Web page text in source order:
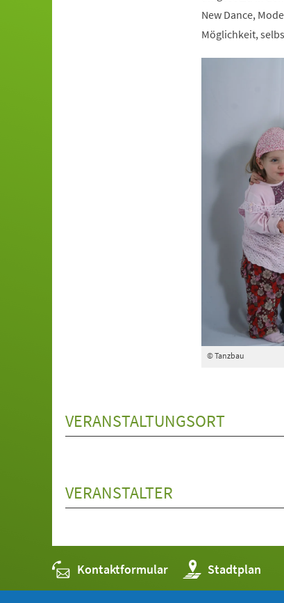
New Dance,
Möglichkeit,
© Tanzbau
VERANSTALTUNGSORT
VERANSTALTER
Kontaktformular Stadtplan
(Öffnet
in
einem